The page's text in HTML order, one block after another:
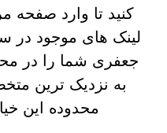
کنید تا وارد صفحه
لینک های موجود در
جعفری شما را در
به نزدیک ترین
محدوده این